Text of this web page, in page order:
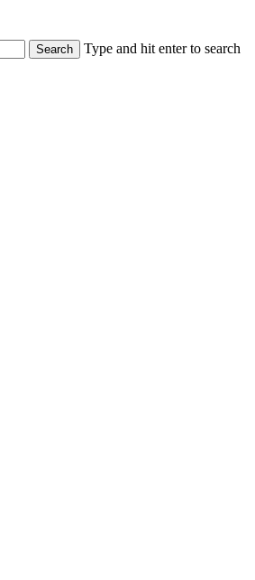
Type and hit enter to search